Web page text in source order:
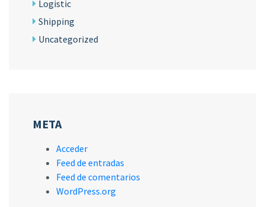
Logistic
Shipping
Uncategorized
META
Acceder
Feed de entradas
Feed de comentarios
WordPress.org